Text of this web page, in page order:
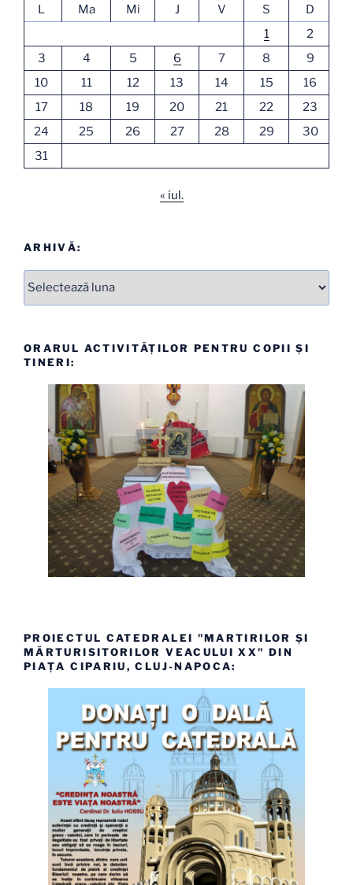
L
Ma Mi J V S
D
1
2
3
4 5 6 7 8
9
10
11 12 13 14 15
16
17
18 19 20 21 22
23
24
25 26 27 28 29
30
31
« iul.
ARHIVĂ:
Arhive
ORARUL ACTIVITĂȚILOR PENTRU COPII ȘI
TINERI:
PROIECTUL CATEDRALEI "MARTIRILOR ȘI
MĂRTURISITORILOR VEACULUI XX" DIN
PIAȚA CIPARIU, CLUJ-NAPOCA: